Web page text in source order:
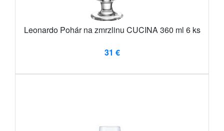
Leonardo Pohár na zmrzlinu CUCINA 360 ml 6 ks
31 €